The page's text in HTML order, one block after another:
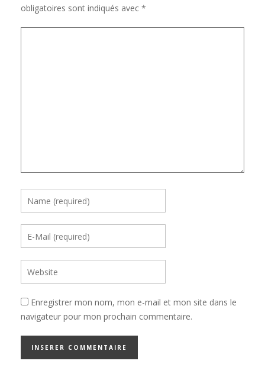
obligatoires sont indiqués avec *
Enregistrer mon nom, mon e-mail et mon site dans le
navigateur pour mon prochain commentaire.